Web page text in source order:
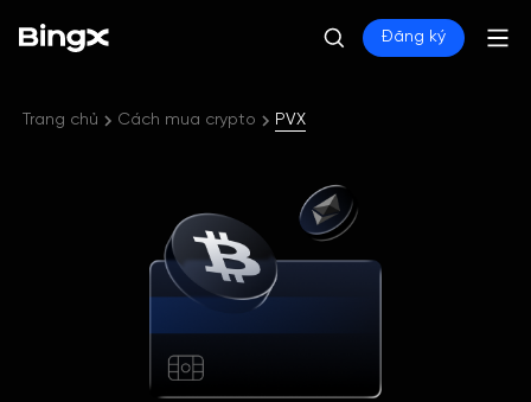
Đăng ký
Trang chủ Cách mua crypto PVX